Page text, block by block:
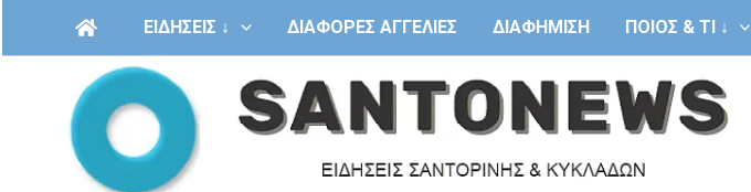
ΕΙΔΗΣΕΙΣ ↓ ΔΙΑΦΟΡΕΣ ΑΓΓΕΛΙΕΣ ΔΙΑΦΗΜΙΣΗ ΠΟΙΟΣ & ΤΙ ↓